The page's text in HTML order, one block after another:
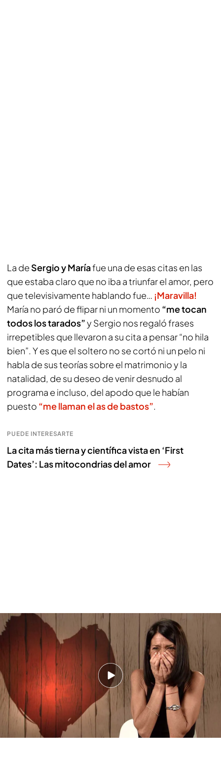
La de Sergio y Maríafue una de esas citas en las
que estaba claro que no iba a triunfar el amor, pero
que televisivamente hablando fue… ¡Maravilla!
María no paró de flipar ni un momento “me tocan
todos los tarados”y Sergio nos regaló frases
irrepetibles que llevaron a su cita a pensar “no hila
bien”. Y es que el soltero no se cortó ni un pelo ni
habla de sus teorías sobre el matrimonio y la
natalidad, de su deseo de venir desnudo al
programa e incluso, del apodo que le habían
puesto “me llaman el as de bastos”.
PUEDE INTERESARTE
La cita más tierna y científica vista en ‘First
Dates’: Las mitocondrias del amor
La cita más surrealista de ‘First Dates’: “Me tocan todos los tarados”